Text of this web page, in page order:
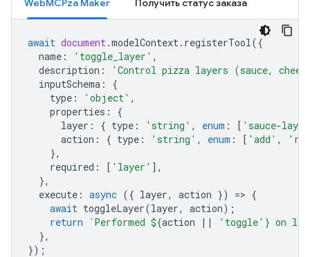
WebMCPza Maker Получить статус заказа
await document.modelContext. registerTool({
name : 'toggle_layer' ,
description :
'Control pizza layers (sauce,
inputSchema :
{
type : 'object' ,
properties :
{
layer : { type : 'string' , enum : [ 'sauce-
action : { type : 'string' , enum : [ 'add' ,
},
required : [ 'layer' ],
},
execute : async ({ layer, action }) => {
await toggleLayer(layer, action);
return
`Performed ${action || 'toggle' } on
},
});